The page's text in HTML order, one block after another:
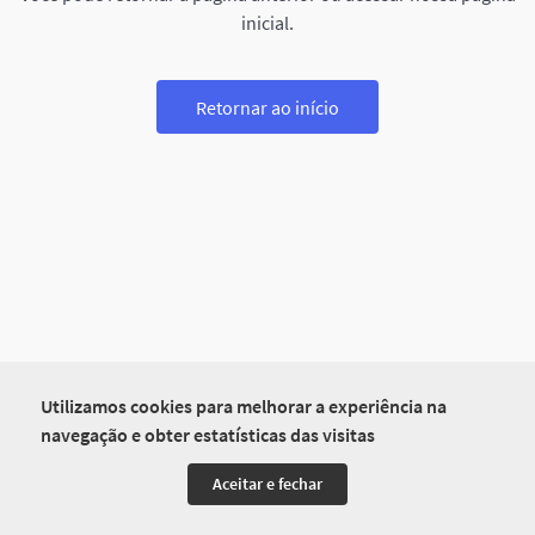
Utilizamos cookies para melhorar a experiência na
navegação e obter estatísticas das visitas
Aceitar e fechar
inicial.
Retornar ao início